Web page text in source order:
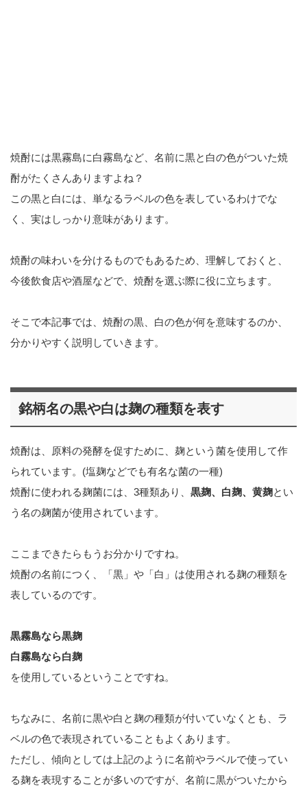
焼酎には黒霧島に白霧島など、名前に黒と白の色がついた焼
酎がたくさんありますよね？
この黒と白には、単なるラベルの色を表しているわけでな
く、実はしっかり意味があります。
焼酎の味わいを分けるものでもあるため、理解しておくと、
今後飲食店や酒屋などで、焼酎を選ぶ際に役に立ちます。
そこで本記事では、焼酎の黒、白の色が何を意味するのか、
分かりやすく説明していきます。
銘柄名の黒や白は麹の種類を表す
焼酎は、原料の発酵を促すために、麹という菌を使用して作
られています。(塩麹などでも有名な菌の一種)
焼酎に使われる麹菌には、3種類あり、 黒麹、白麹、黄麹とい
う名の麹菌が使用されています。
ここまできたらもうお分かりですね。
焼酎の名前につく、「黒」や「白」は使用される麹の種類を
表しているのです。
黒霧島なら黒麹
白霧島なら白麹
を使用しているということですね。
ちなみに、名前に黒や白と麹の種類が付いていなくとも、ラ
ベルの色で表現されていることもよくあります。
ただし、傾向としては上記のように名前やラベルで使ってい
る麹を表現することが多いのですが、名前に黒がついたから